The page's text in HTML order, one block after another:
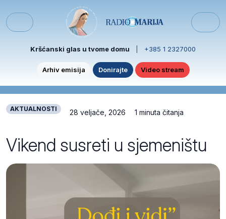
Menu
Kršćanski glas u tvome domu +385 1 2327000
Arhiv emisija Donirajte Video stream
AKTUALNOSTI 28 veljače, 2026 1 minuta čitanja
Vikend susreti u sjemeništu